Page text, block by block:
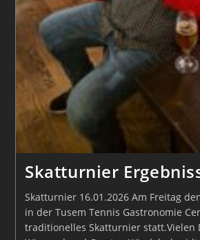
Skatturnier
Skatturnier 16.01.2026 Am Freitag
in der Tusem Tennis Gastronomie
traditionelles Skatturnier statt.Vielen